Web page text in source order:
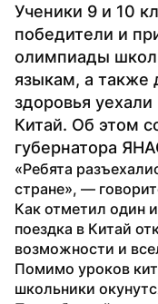
Ученики 9 и 10
победители и
олимпиады
языкам, а также
здоровья
Китай. Об этом
губернатора
«Ребята
стране», —
Как отметил один
поездка в Китай
возможности и
Помимо уроков
школьники